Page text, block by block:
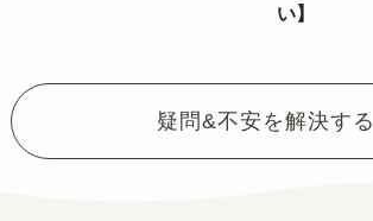
い】
疑問&不安を解決する